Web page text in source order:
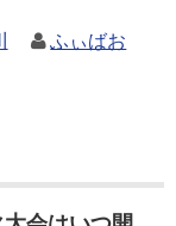
ふぃばお